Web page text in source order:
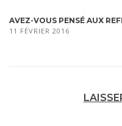
AVEZ-VOUS PENSÉ AUX
11 FÉVRIER 2016